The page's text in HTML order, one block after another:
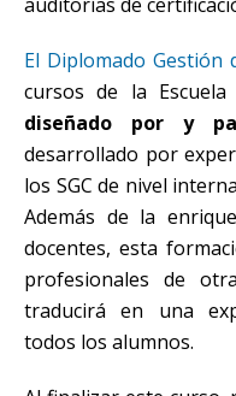
El Diplomado Gestión
cursos de la Escuela
diseñado por y
desarrollado por
los SGC de nivel
Además de la
docentes, esta
profesionales de
traducirá en una
todos los alumnos.